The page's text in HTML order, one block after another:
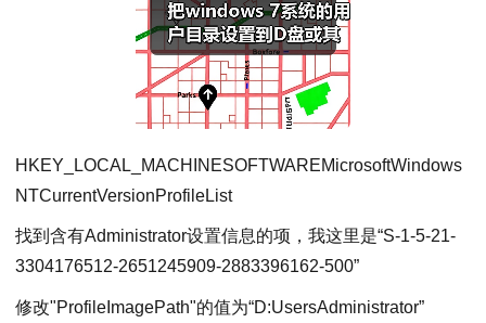
HKEY_LOCAL_MACHINESOFTWAREMicrosoftWindows
NTCurrentVersionProfileList
找到含有Administrator设置信息的项，我这里是“S-1-5-21-
3304176512-2651245909-2883396162-500”
修改"ProfileImagePath"的值为“D:UsersAdministrator”